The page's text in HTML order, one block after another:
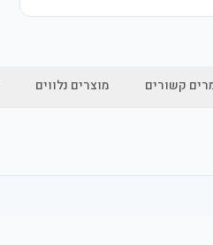
קשורים מוצרים נלווים